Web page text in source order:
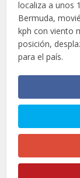
localiza a unos
Bermuda,
kph con viento
posición,
para el país.